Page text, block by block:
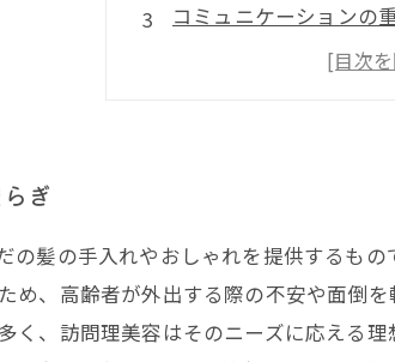
コミュニケーションの
訪問理美容が高齢者の
ぎ
の髪の手入れやおしゃれを提供するも
め、高齢者が外出する際の不安や面倒
く、訪問理美容はそのニーズに応える